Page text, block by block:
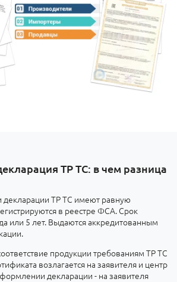
ТР ТС: в чем разница
декларации ТР ТС имеют равную
в реестре ФСА. Срок
или 5 лет. Выдаются аккредитованным
продукции требованиям ТР ТС
возлагается на заявителя и центр
декларации - на заявителя